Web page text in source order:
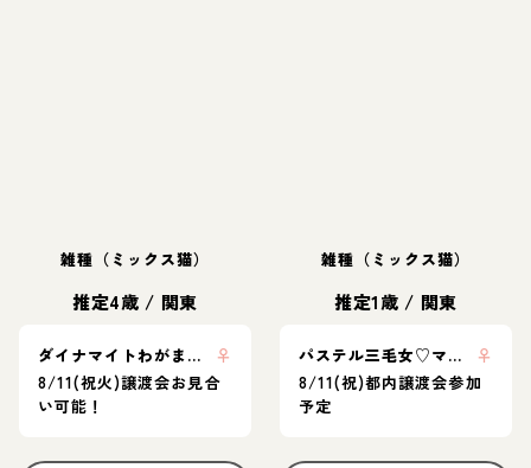
雑種（ミックス猫）
推定4歳 / 関東
ダイナマイトわがままボディが魅力的💖みーちゃん
♀
8/11(祝火)譲渡会お見合
い可能！
雑種（ミックス猫）
推定1歳 / 関東
パステル三毛女♡マリちゃん
♀
8/11(祝)都内譲渡会参加
予定